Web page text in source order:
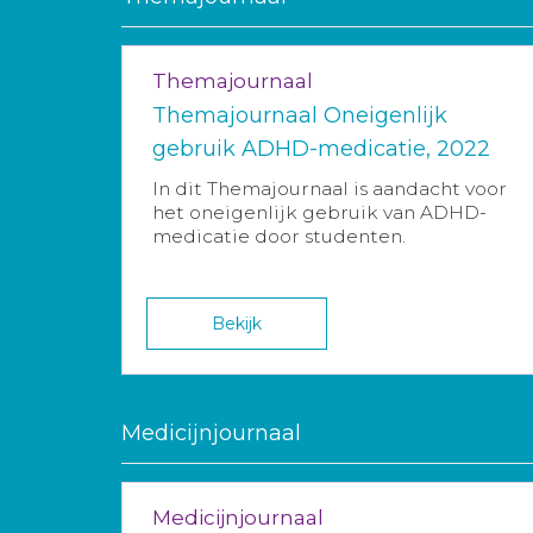
Themajournaal
Themajournaal Oneigenlijk
gebruik ADHD-medicatie, 2022
In dit Themajournaal is aandacht voor
het oneigenlijk gebruik van ADHD-
medicatie door studenten.
Bekijk
Medicijnjournaal
Medicijnjournaal